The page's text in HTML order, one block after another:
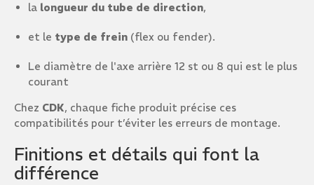
la longueur du tube de direction,
et le type de frein (flex ou fender).
Le diamètre de l'axe arrière 12 st ou 8 qui est le plus
courant
Chez CDK, chaque fiche produit précise ces
compatibilités pour t’éviter les erreurs de montage.
Finitions et détails qui font la
différence